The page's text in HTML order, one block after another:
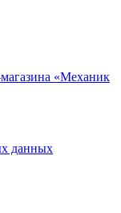
«Механик
данных